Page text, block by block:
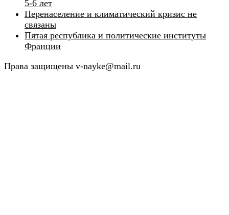
5-6 лет
Перенаселение и климатический кризис не
связаны
Пятая республика и политические институты
Франции
Права защищены v-nayke@mail.ru